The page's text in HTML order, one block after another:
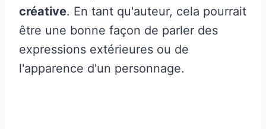
créative. En tant qu'auteur, cela pourrait
être une bonne façon de parler des
expressions extérieures ou de
l'apparence d'un personnage.